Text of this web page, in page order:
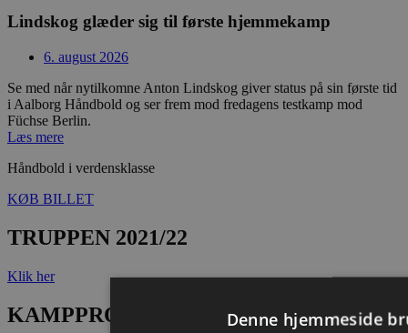
Lindskog glæder sig til første hjemmekamp
6. august 2026
Se med når nytilkomne Anton Lindskog giver status på sin første tid
i Aalborg Håndbold og ser frem mod fredagens testkamp mod
Füchse Berlin.
Læs mere
Håndbold i verdensklasse
KØB BILLET
TRUPPEN 2021/22
Klik her
KAMPPROGRAM Denne hjemmeside